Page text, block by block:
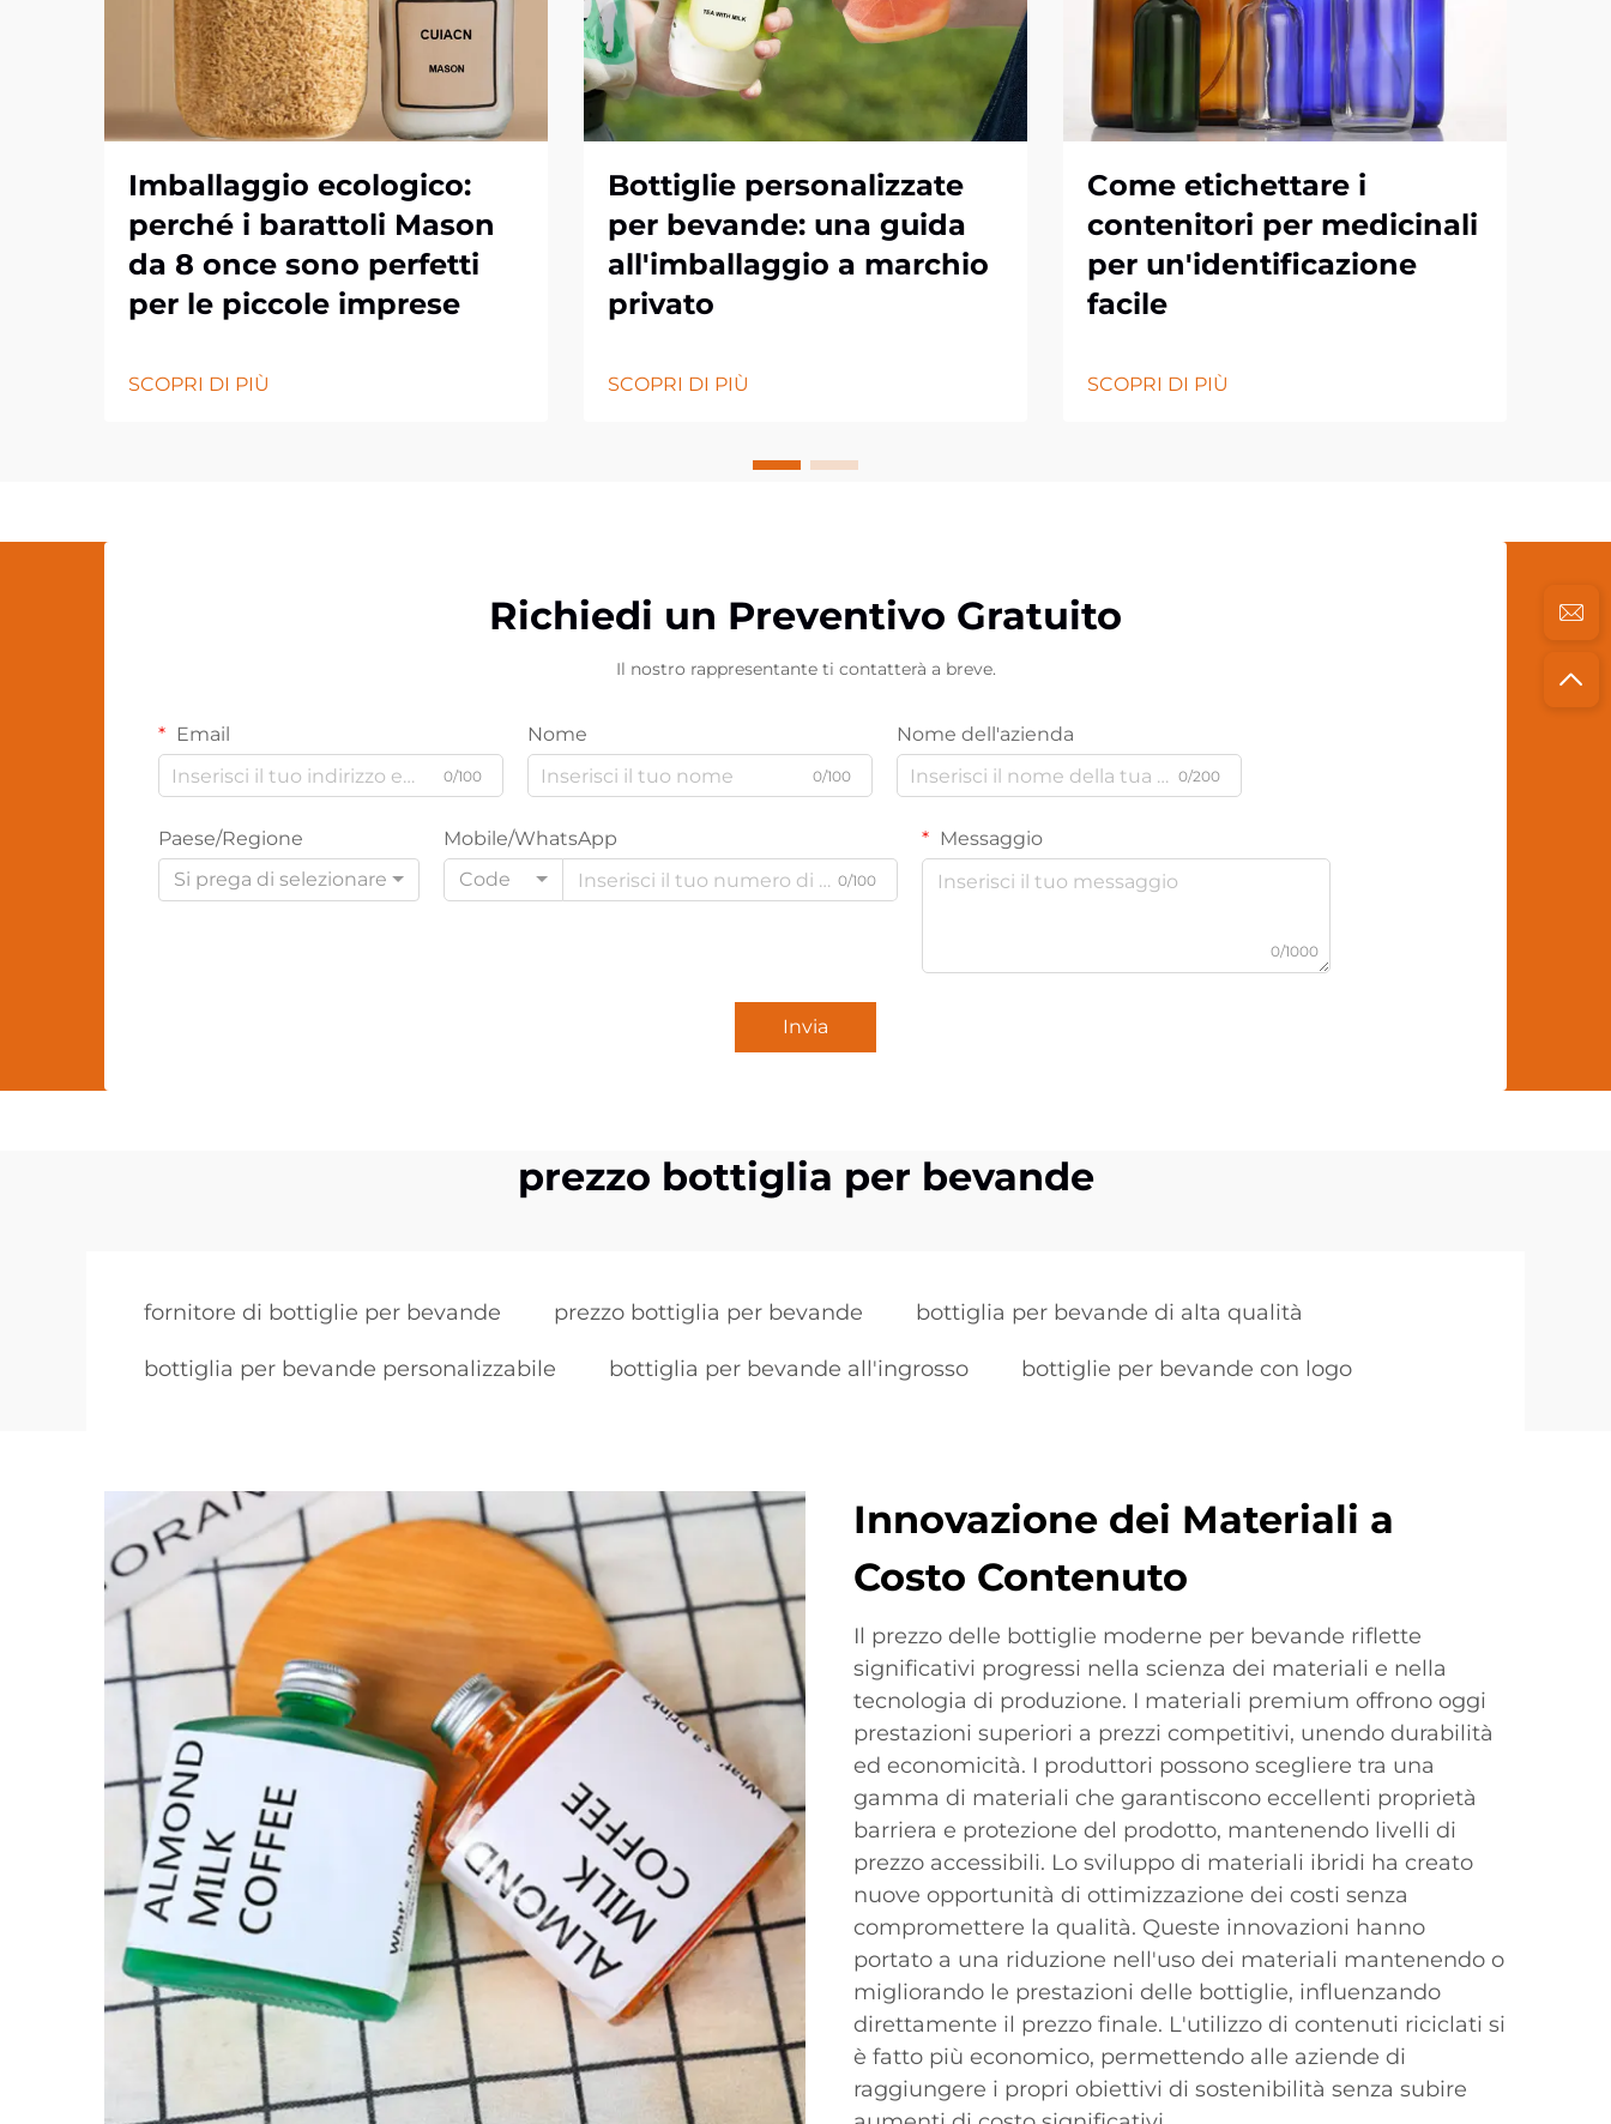
Imballaggio ecologico:
perché i barattoli Mason
da 8 once sono perfetti
per le piccole imprese
SCOPRI DI PIÙ
Bottiglie personalizzate
per bevande: una guida
all'imballaggio a marchio
privato
SCOPRI DI PIÙ
Come etichettare i
contenitori per medicinali
per un'identificazione
facile
SCOPRI DI PIÙ
Richiedi un Preventivo Gratuito
Il nostro rappresentante ti contatterà a breve.
Email
0/100
Nome
0/100
Nome dell'azienda
0/200
Paese/Regione
Si prega di selezionare
Mobile/WhatsApp
Code
0/100
Messaggio
0/1000
Invia
prezzo bottiglia per bevande
fornitore di bottiglie per bevande prezzo bottiglia per bevande bottiglia per bevande di alta qualità
bottiglia per bevande personalizzabile bottiglia per bevande all'ingrosso bottiglie per bevande con logo
Innovazione dei Materiali a
Costo Contenuto
Il prezzo delle bottiglie moderne per bevande riflette
significativi progressi nella scienza dei materiali e nella
tecnologia di produzione. I materiali premium offrono oggi
prestazioni superiori a prezzi competitivi, unendo durabilità
ed economicità. I produttori possono scegliere tra una
gamma di materiali che garantiscono eccellenti proprietà
barriera e protezione del prodotto, mantenendo livelli di
prezzo accessibili. Lo sviluppo di materiali ibridi ha creato
nuove opportunità di ottimizzazione dei costi senza
compromettere la qualità. Queste innovazioni hanno
portato a una riduzione nell'uso dei materiali mantenendo o
migliorando le prestazioni delle bottiglie, influenzando
direttamente il prezzo finale. L'utilizzo di contenuti riciclati si
è fatto più economico, permettendo alle aziende di
raggiungere i propri obiettivi di sostenibilità senza subire